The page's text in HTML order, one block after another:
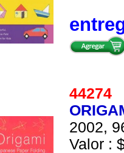
44274
2002,
Valor :